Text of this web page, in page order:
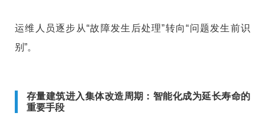
运维人员逐步从“故障发生后处理”转向“问题发生前识
别”。
存量建筑进入集体改造周期：智能化成为延长寿命的
重要手段